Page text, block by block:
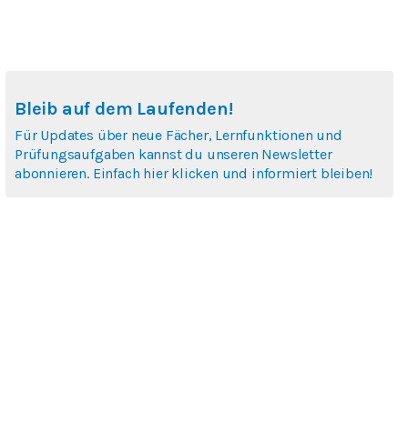
Bleib auf dem Laufenden!
Für Updates über neue Fächer, Lernfunktionen und
Prüfungsaufgaben kannst du unseren Newsletter
abonnieren. Einfach hier klicken und informiert bleiben!